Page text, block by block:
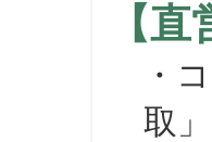
【
・コ
取